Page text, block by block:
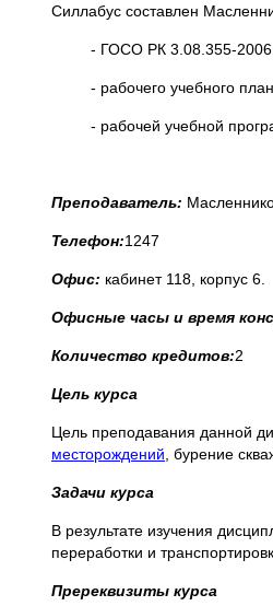
Силлабус составлен
- ГОСО РК 3.08.355-
- рабочего учебного
- рабочей учебной
Преподаватель:
Телефон:1247
Офис: кабинет 118, корпус 6.
Офисные часы и время
Количество кредитов:2
Цель курса
Цель преподавания данной
месторождений , бурение
Задачи курса
В результате изучения
переработки и
Пререквизиты курса